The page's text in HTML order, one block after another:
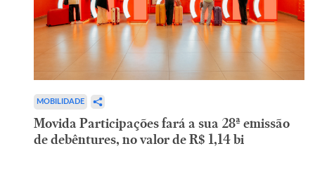
MOBILIDADE
Movida Participações fará a sua 28ª emissão
de debêntures, no valor de R$ 1,14 bi